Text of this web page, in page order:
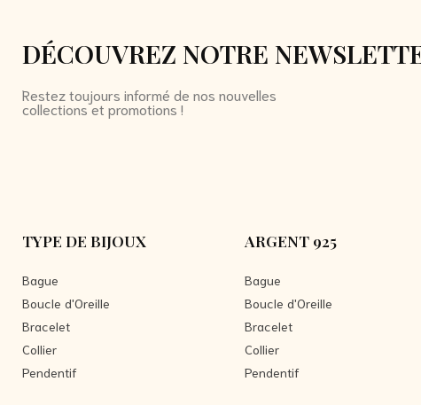
DÉCOUVREZ NOTRE
Restez toujours informé de nos nouvelles
collections et promotions !
TYPE DE BIJOUX
Bague
Boucle d'Oreille
Bracelet
Collier
Pendentif
ARGENT 925
Bague
Boucle d'Oreille
Bracelet
Collier
Pendentif